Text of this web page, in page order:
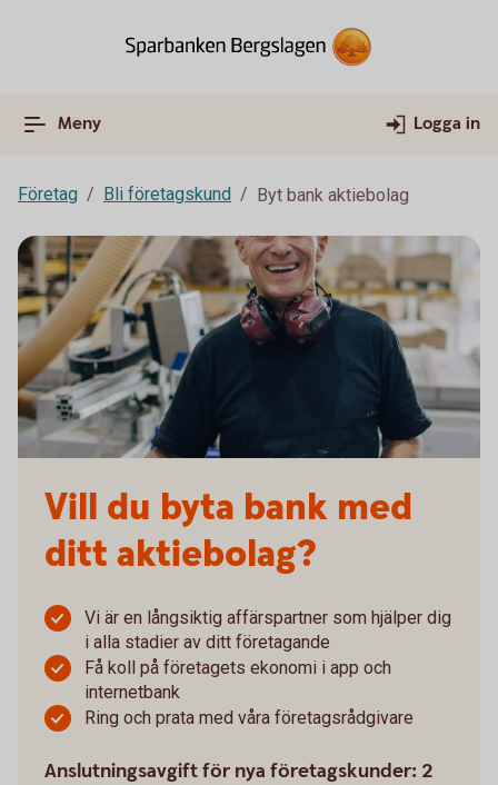
Meny Logga in
Företag Bli företagskund Byt bank aktiebolag
Vill du byta bank med
ditt aktiebolag?
Vi är en långsiktig affärspartner som hjälper dig
i alla stadier av ditt företagande
Få koll på företagets ekonomi i app och
internetbank
Ring och prata med våra företagsrådgivare
Anslutningsavgift för nya företagskunder: 2